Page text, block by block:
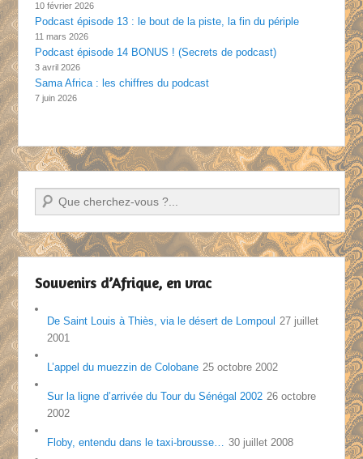
10 février 2026
Podcast épisode 13 : le bout de la piste, la fin du périple
11 mars 2026
Podcast épisode 14 BONUS ! (Secrets de podcast)
3 avril 2026
Sama Africa : les chiffres du podcast
7 juin 2026
Recherche
Souvenirs d’Afrique, en vrac
De Saint Louis à Thiès, via le désert de Lompoul 27 juillet
2001
L’appel du muezzin de Colobane 25 octobre 2002
Sur la ligne d’arrivée du Tour du Sénégal 2002 26 octobre
2002
Floby, entendu dans le taxi-brousse… 30 juillet 2008